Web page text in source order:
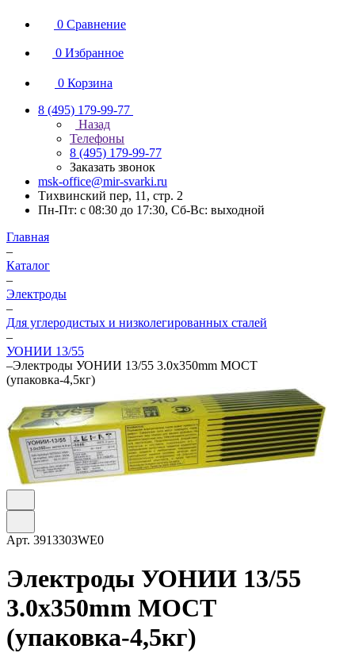
0 Сравнение
0 Избранное
0 Корзина
8 (495) 179-99-77
Назад
Телефоны
8 (495) 179-99-77
Заказать звонок
msk-office@mir-svarki.ru
Тихвинский пер, 11, стр. 2
Пн-Пт: с 08:30 до 17:30, Сб-Вс: выходной
Главная
–
Каталог
–
Электроды
–
Для углеродистых и низколегированных сталей
–
УОНИИ 13/55
–Электроды УОНИИ 13/55 3.0х350mm МОСТ
(упаковка-4,5кг)
Арт. 3913303WE0
Электроды УОНИИ 13/55
3.0х350mm МОСТ
(упаковка-4,5кг)